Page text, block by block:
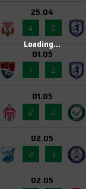
25.04
4
0
01.05
1
2
01.05
2
0
02.05
2
3
02.05
Loading...